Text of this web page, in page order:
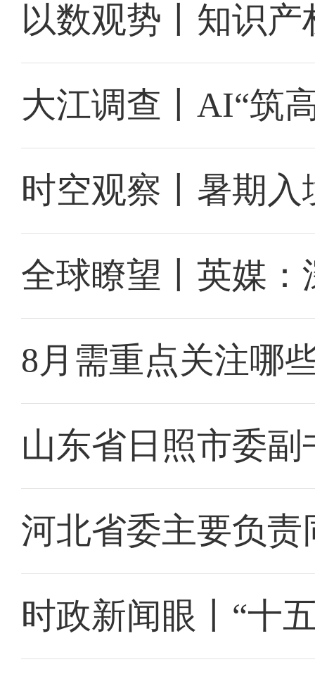
以数观势丨知识
大江调查丨AI“筑
时空观察丨暑期入
全球瞭望丨英媒
8月需重点关注哪
山东省日照市委
河北省委主要负
时政新闻眼丨“十